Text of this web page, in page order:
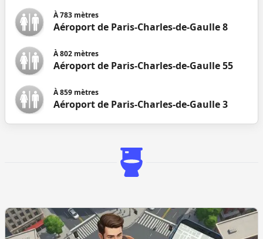
À783 mètres
Aéroport de Paris-Charles-de-Gaulle 8
À802 mètres
Aéroport de Paris-Charles-de-Gaulle 55
À859 mètres
Aéroport de Paris-Charles-de-Gaulle 3